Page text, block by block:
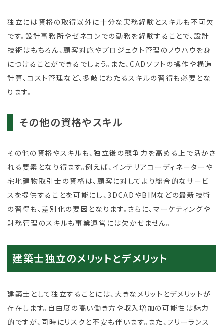
独立には資格の取得以外に十分な実務経験とスキルも不可欠
です。設計事務所やゼネコンでの勤務を経験することで、設計
技術はもちろん、顧客対応やプロジェクト管理のノウハウを身
につけることができるでしょう。また、CADソフトの操作や構造
計算、コスト管理など、多岐にわたるスキルの習得も必要とな
ります。
その他の資格やスキル
その他の資格やスキルも、独立後の競争力を高める上で活かさ
れる要素となり得ます。例えば、インテリアコーディネーターや
宅地建物取引士の資格は、顧客に対してより総合的なサービ
スを提供することを可能にし、3DCADやBIMなどの最新技術
の習得も、差別化の要因となります。さらに、マーケティングや
財務管理のスキルも事業運営には欠かせません。
建築士独立のメリットとデメリット
建築士として独立することには、大きなメリットとデメリットが
存在します。自由度の高い働き方や収入増加の可能性は魅力
的ですが、同時にリスクと不安も伴います。また、フリーランス